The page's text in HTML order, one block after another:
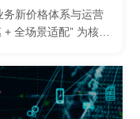
新价格体系与运营
全场景适配” 为核
为个人…